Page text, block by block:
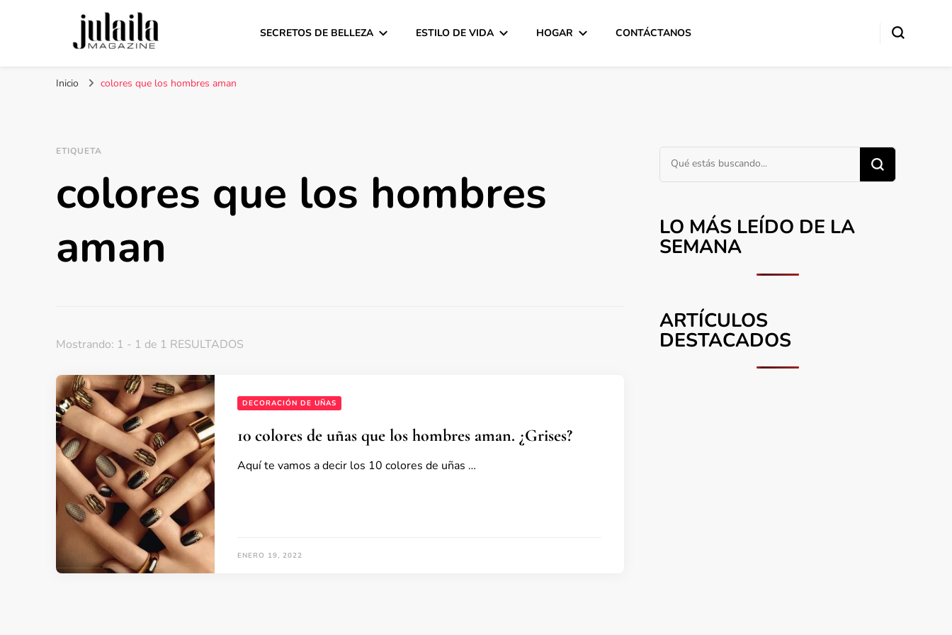
Julaila Magazine
SECRETOS DE BELLEZA ESTILO DE VIDA HOGAR CONTÁCTANOS
Inicio colores que los hombres aman
ETIQUETA
colores que los hombres
aman
Mostrando: 1 - 1 de 1 RESULTADOS
DECORACIÓN DE UÑAS
10 colores de uñas que los hombres aman. ¿Grises?
Aquí te vamos a decir los 10 colores de uñas …
ENERO 19, 2022
¿Buscas algo?
LO MÁS LEÍDO DE LA
SEMANA
ARTÍCULOS
DESTACADOS